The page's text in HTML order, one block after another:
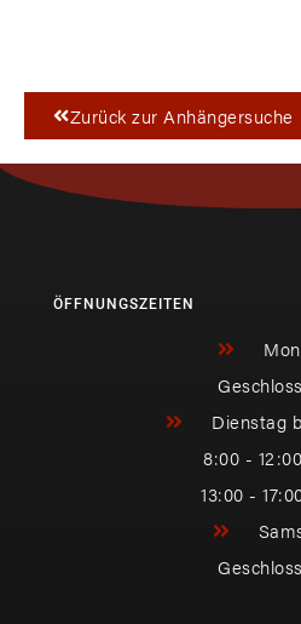
Zurück zur Anhängersuche
ÖFFNUNGSZEITEN
Dienstag
8:00 -
13:00 -